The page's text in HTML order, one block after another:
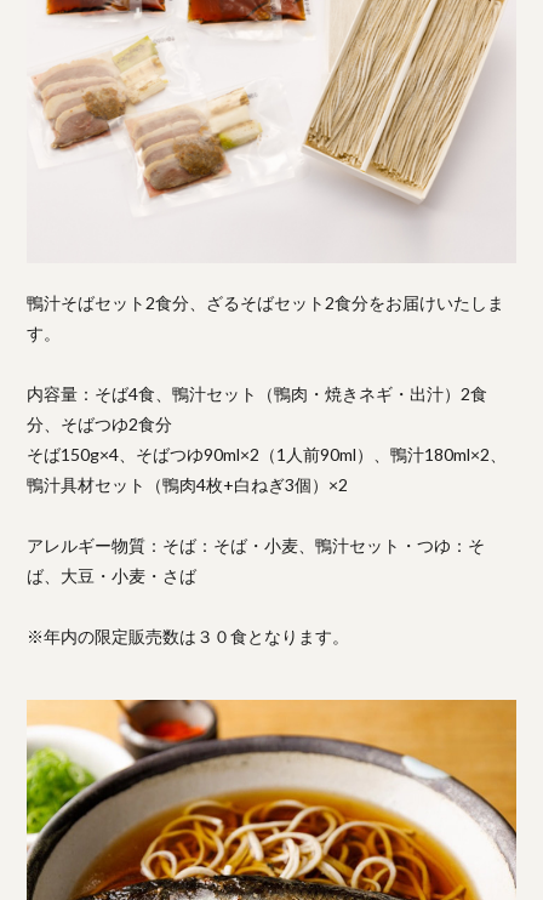
鴨汁そばセット2食分、ざるそばセット2食分をお届けいたしま
す。
内容量：そば4食、鴨汁セット（鴨肉・焼きネギ・出汁）2食
分、そばつゆ2食分
そば150g×4、そばつゆ90ml×2（1人前90ml）、鴨汁180ml×2、
鴨汁具材セット（鴨肉4枚+白ねぎ3個）×2
アレルギー物質：そば：そば・小麦、鴨汁セット・つゆ：そ
ば、大豆・小麦・さば
※年内の限定販売数は３０食となります。